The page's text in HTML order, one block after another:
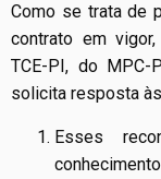
Como se trata de
contrato em
TCE-PI, do
solicita resposta
Esses